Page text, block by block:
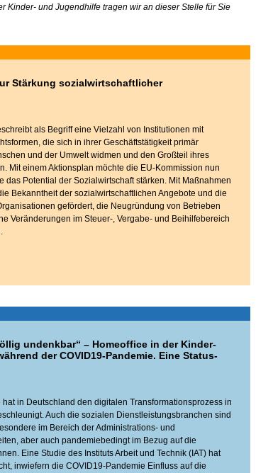
Kinder- und Jugendhilfe tragen wir an dieser Stelle für Sie
Stärkung sozialwirtschaftlicher
als Begriff eine Vielzahl von Institutionen mit
die sich in ihrer Geschäftstätigkeit primär
und der Umwelt widmen und den Großteil ihres
Mit einem Aktionsplan möchte die EU-Kommission nun
das Potential der Sozialwirtschaft stärken. Mit Maßnahmen
Bekanntheit der sozialwirtschaftlichen Angebote und die
gefördert, die Neugründung von Betrieben
Veränderungen im Steuer-, Vergabe- und Beihilfebereich
undenkbar“ – Homeoffice in der Kinder-
der COVID19-Pandemie. Eine Status-
in Deutschland den digitalen Transformationsprozess in
Auch die sozialen Dienstleistungsbranchen sind
im Bereich der Administrations- und
aber auch pandemiebedingt im Bezug auf die
Eine Studie des Instituts Arbeit und Technik (IAT) hat
inwiefern die COVID19-Pandemie Einfluss auf die